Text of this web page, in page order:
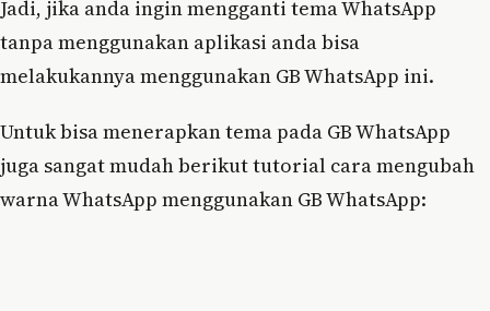
Jadi, jika anda ingin mengganti tema WhatsApp
tanpa menggunakan aplikasi anda bisa
melakukannya menggunakan GB WhatsApp ini.
Untuk bisa menerapkan tema pada GB WhatsApp
juga sangat mudah berikut tutorial cara mengubah
warna WhatsApp menggunakan GB WhatsApp: